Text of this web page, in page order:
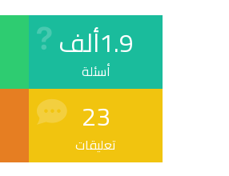
1.9ألف
أسئلة
23
تعليقات